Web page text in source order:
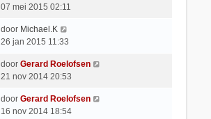
07 mei 2015 02:11
door Michael.K
26 jan 2015 11:33
door Gerard Roelofsen
21 nov 2014 20:53
door Gerard Roelofsen
16 nov 2014 18:54